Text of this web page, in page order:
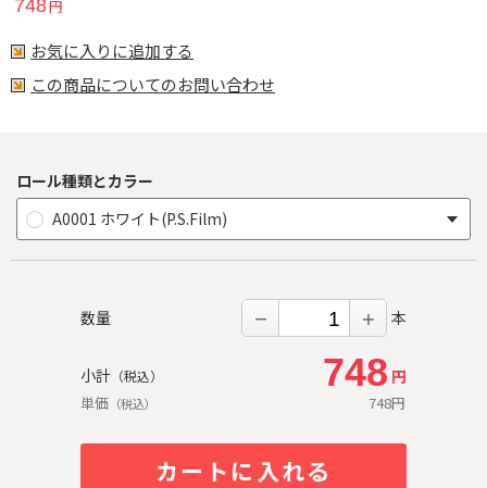
748円
お気に入りに追加する
この商品についてのお問い合わせ
ロール種類とカラー
A0001 ホワイト(P.S.Film)
数量 － ＋ 本
小計 （税込） 748 円
単価 （税込） 748円
カートに入れる